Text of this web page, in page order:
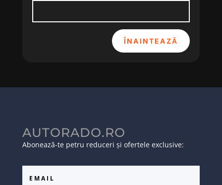
ÎNAINTEAZĂ
AUTORADO.RO
Abonează-te petru reduceri și ofertele exclusive: